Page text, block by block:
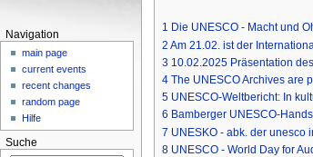
1 Die UNESCO - Macht und
2 Am 21.02. ist der
3 10.02.2025 Präsentation
4 The UNESCO Archives are
5 UNESCO-Weltbericht: In
6 Bamberger UNESCO-
7 UNESKO - abk. der unesco
8 UNESCO - World Day for
Navigation
main page
current events
recent changes
random page
Hilfe
Suche